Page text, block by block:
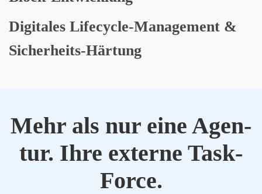
Digi­ta­les Life­cy­cle-Manage­ment &
Sicher­heits-Här­tung
Mehr als nur eine Agen­
tur. Ihre exter­ne Task-
Force.